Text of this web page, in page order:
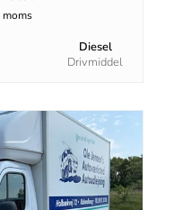
Diesel
Drivmiddel